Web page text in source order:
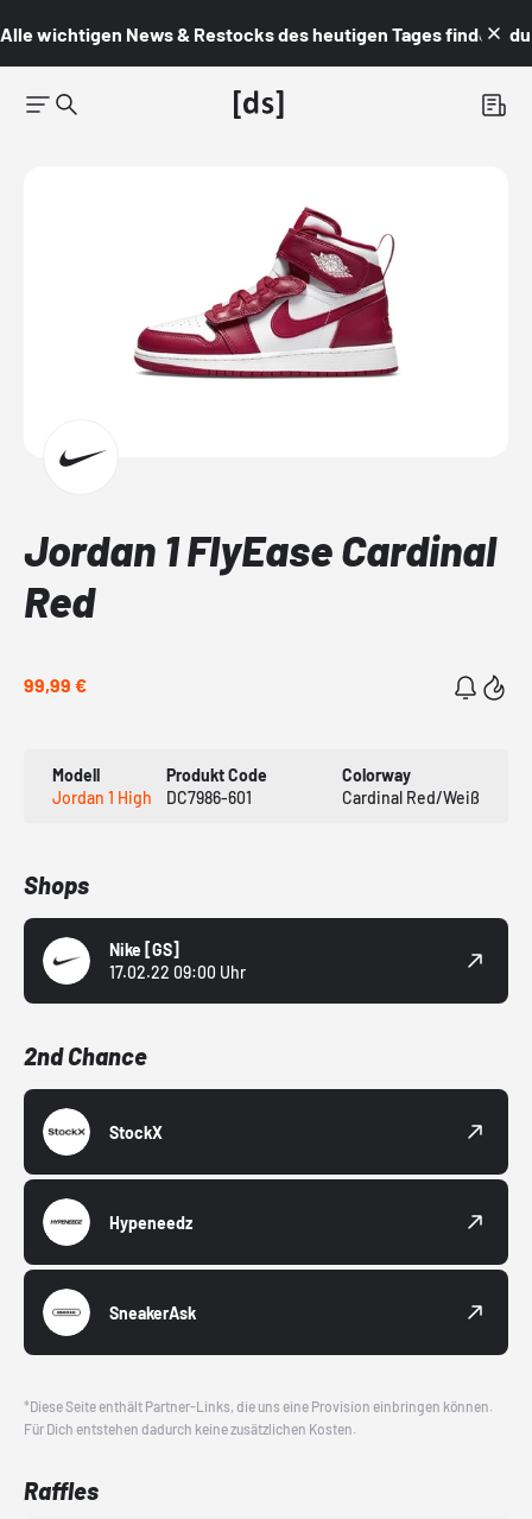
Alle wichtigen News & Restocks des heutigen Tages findest du
Jordan 1 FlyEase Cardinal
Red
99,99 €
Modell
Jordan 1 High
Produkt Code
DC7986-601
Colorway
Cardinal Red/Weiß
Shops
Nike [GS]
17.02.22 09:00 Uhr
2nd Chance
StockX
Hypeneedz
SneakerAsk
*Diese Seite enthält Partner-Links, die uns eine Provision einbringen können.
Für Dich entstehen dadurch keine zusätzlichen Kosten.
Raffles